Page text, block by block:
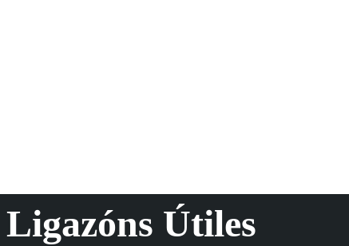
Ligazóns Útiles